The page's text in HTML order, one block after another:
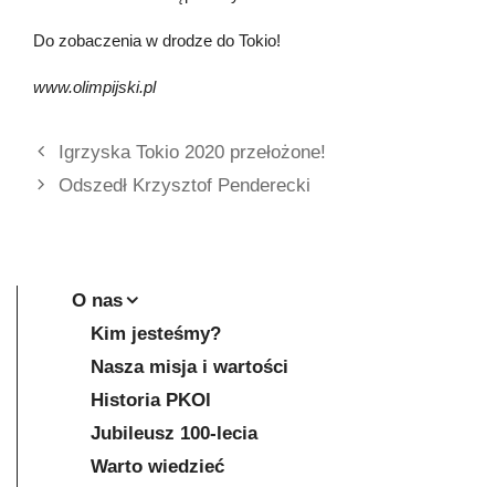
Do zobaczenia w drodze do Tokio!
www.olimpijski.pl
Igrzyska Tokio 2020 przełożone!
Odszedł Krzysztof Penderecki
O nas
Kim jesteśmy?
Nasza misja i wartości
Historia PKOl
Jubileusz 100-lecia
Warto wiedzieć